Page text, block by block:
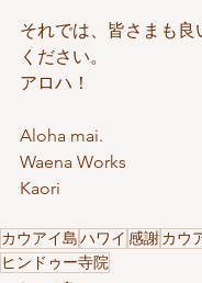
それでは、皆さまも良
ください。
アロハ！
Aloha mai.
Waena Works
Kaori
カウアイ島ハワイ 感謝カウ
ヒンドゥー寺院